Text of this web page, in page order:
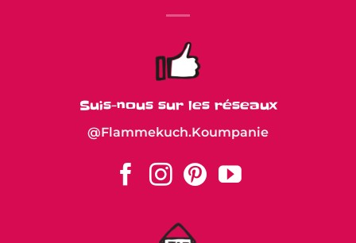
Suis-nous sur les réseaux
@Flammekuch.Koumpanie